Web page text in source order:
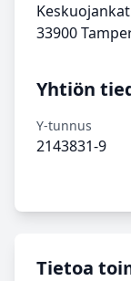
33900
Yhtiön
Y-tunnus
2143831-9
Tietoa